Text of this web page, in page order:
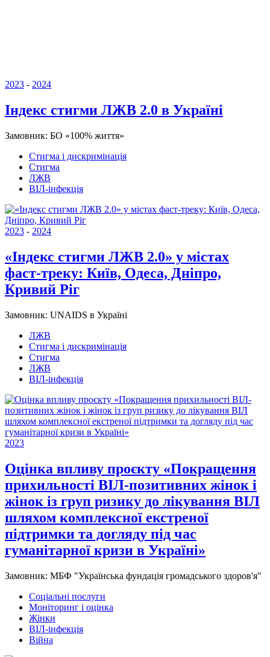
2023 - 2024
Індекс стигми ЛЖВ 2.0 в Україні
Замовник: БО «100% життя»
Стигма і дискримінація
Стигма
ЛЖВ
ВІЛ-інфекція
2023 - 2024
«Індекс стигми ЛЖВ 2.0» у містах
фаст-треку: Київ, Одеса, Дніпро,
Кривий Ріг
Замовник: UNAIDS в Україні
ЛЖВ
Стигма і дискримінація
Стигма
ЛЖВ
ВІЛ-інфекція
2023
Оцінка впливу проєкту «Покращення
прихильності ВІЛ-позитивних жінок і
жінок із груп ризику до лікування ВІЛ
шляхом комплексної екстреної
підтримки та догляду під час
гуманітарної кризи в Україні»
Замовник: МБФ "Українська фундація громадського здоров'я"
Соціальні послуги
Моніторинг і оцінка
Жінки
ВІЛ-інфекція
Війна